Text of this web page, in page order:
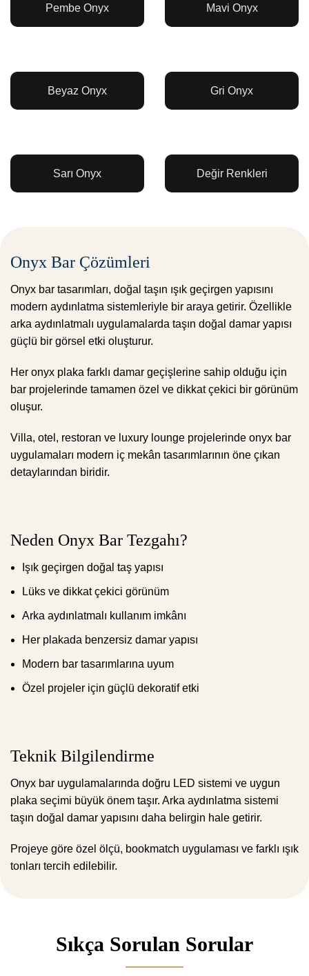
Pembe Onyx Mavi Onyx
Beyaz Onyx Gri Onyx
Sarı Onyx Değir Renkleri
Onyx Bar Çözümleri
Onyx bar tasarımları, doğal taşın ışık geçirgen yapısını
modern aydınlatma sistemleriyle bir araya getirir. Özellikle
arka aydınlatmalı uygulamalarda taşın doğal damar yapısı
güçlü bir görsel etki oluşturur.
Her onyx plaka farklı damar geçişlerine sahip olduğu için
bar projelerinde tamamen özel ve dikkat çekici bir görünüm
oluşur.
Villa, otel, restoran ve luxury lounge projelerinde onyx bar
uygulamaları modern iç mekân tasarımlarının öne çıkan
detaylarından biridir.
Neden Onyx Bar Tezgahı?
Işık geçirgen doğal taş yapısı
Lüks ve dikkat çekici görünüm
Arka aydınlatmalı kullanım imkânı
Her plakada benzersiz damar yapısı
Modern bar tasarımlarına uyum
Özel projeler için güçlü dekoratif etki
Teknik Bilgilendirme
Onyx bar uygulamalarında doğru LED sistemi ve uygun
plaka seçimi büyük önem taşır. Arka aydınlatma sistemi
taşın doğal damar yapısını daha belirgin hale getirir.
Projeye göre özel ölçü, bookmatch uygulaması ve farklı ışık
tonları tercih edilebilir.
Sıkça Sorulan Sorular